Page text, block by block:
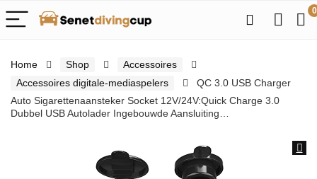
0
Home Shop
Accessoires
Accessoires digitale-mediaspelers
QC 3.0 USB Charger
Auto Sigarettenaansteker Socket 12V/24V:Quick Charge 3.0
Dubbel USB Autolader Ingebouwde Aansluiting…